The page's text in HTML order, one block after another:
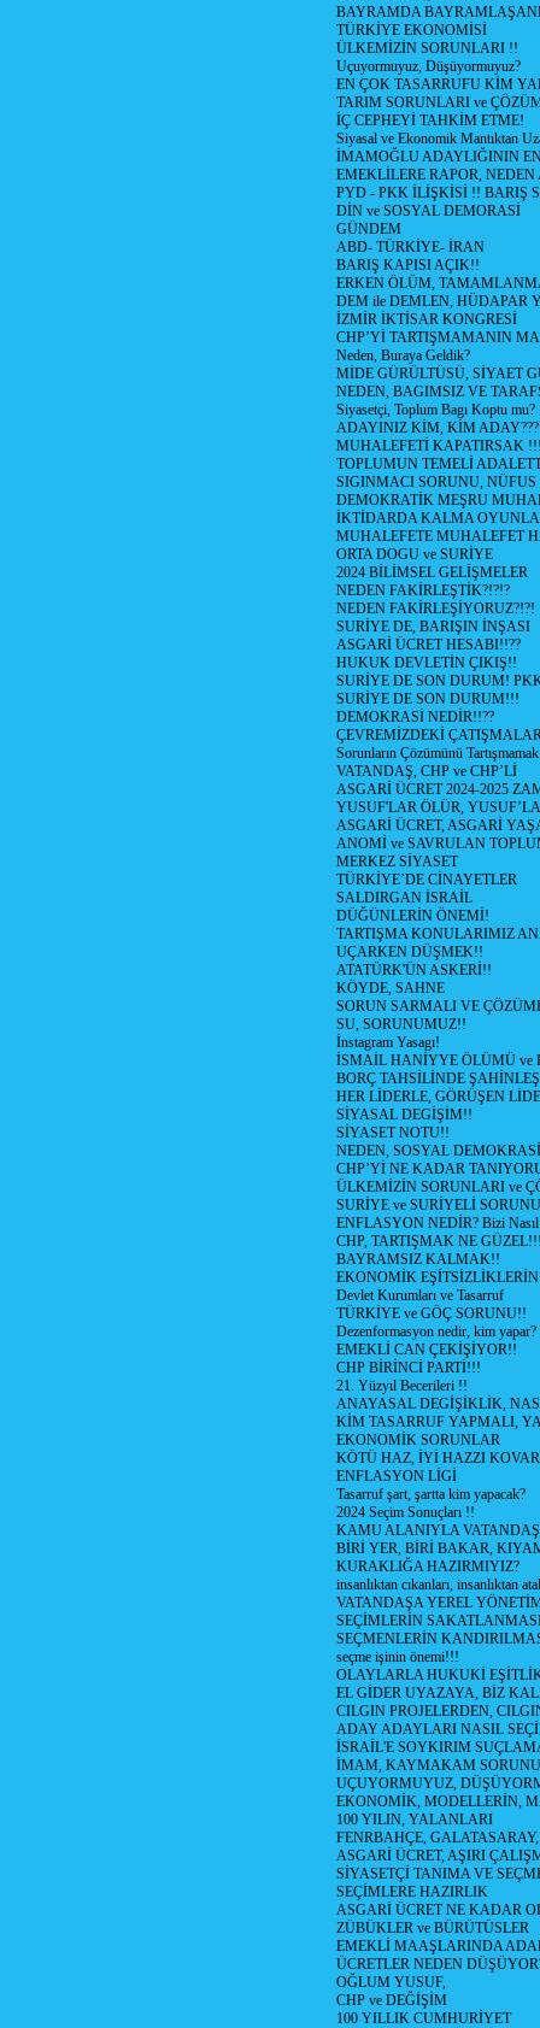
BAYRAMDA
TÜRKİYE EKONOMİSİ
ÜLKEMİZİN SORUNLARI !!
Uçuyormuyuz, Düşüyormuyuz?
EN ÇOK TASARRUFU KİM
TARIM SORUNLARI ve
İÇ CEPHEYİ TAHKİM ETME!
Siyasal ve Ekonomik Mantıktan
İMAMOĞLU ADAYLIĞININ
EMEKLİLERE RAPOR,
PYD - PKK İLİŞKİSİ !! BARIŞ
DİN ve SOSYAL DEMORASİ
GÜNDEM
ABD- TÜRKİYE- İRAN
BARIŞ KAPISI AÇIK!!
ERKEN ÖLÜM,
DEM ile DEMLEN, HÜDAPAR
İZMİR İKTİSAR KONGRESİ
CHP’Yİ TARTIŞMAMANIN
Neden, Buraya Geldik?
MİDE GÜRÜLTÜSÜ, SİYAET
NEDEN, BAGIMSIZ VE
Siyasetçi, Toplum Bagı Koptu mu?
ADAYINIZ KİM, KİM ADAY???
MUHALEFETİ KAPATIRSAK
TOPLUMUN TEMELİ
SIGINMACI SORUNU,
DEMOKRATİK MEŞRU
İKTİDARDA KALMA
MUHALEFETE MUHALEFET
ORTA DOGU ve SURİYE
2024 BİLİMSEL GELİŞMELER
NEDEN FAKİRLEŞTİK?!?!?
NEDEN FAKİRLEŞİYORUZ?!?!
SURİYE DE, BARIŞIN İNŞASI
ASGARİ ÜCRET HESABI!!??
HUKUK DEVLETİN ÇIKIŞ!!
SURİYE DE SON DURUM!
SURİYE DE SON DURUM!!!
DEMOKRASİ NEDİR!!??
ÇEVREMİZDEKİ
Sorunların Çözümünü
VATANDAŞ, CHP ve CHP’Lİ
ASGARİ ÜCRET 2024-2025
YUSUF'LAR ÖLÜR,
ASGARİ ÜCRET, ASGARİ
ANOMİ ve SAVRULAN
MERKEZ SİYASET
TÜRKİYE’DE CİNAYETLER
SALDIRGAN İSRAİL
DÜĞÜNLERİN ÖNEMİ!
TARTIŞMA KONULARIMIZ
UÇARKEN DÜŞMEK!!
ATATÜRK'ÜN ASKERİ!!
KÖYDE, SAHNE
SORUN SARMALI VE
SU, SORUNUMUZ!!
İnstagram Yasagı!
İSMAİL HANİYYE ÖLÜMÜ ve
BORÇ TAHSİLİNDE
HER LİDERLE, GÖRÜŞEN
SİYASAL DEGİŞİM!!
SİYASET NOTU!!
NEDEN, SOSYAL
CHP’Yİ NE KADAR
ÜLKEMİZİN SORUNLARI ve
SURİYE ve SURİYELİ
ENFLASYON NEDİR? Bizi
CHP, TARTIŞMAK NE
BAYRAMSIZ KALMAK!!
EKONOMİK
Devlet Kurumları ve Tasarruf
TÜRKİYE ve GÖÇ SORUNU!!
Dezenformasyon nedir, kim yapar?
EMEKLİ CAN ÇEKİŞİYOR!!
CHP BİRİNCİ PARTİ!!!
21. Yüzyıl Becerileri !!
ANAYASAL DEGİŞİKLİK,
KİM TASARRUF YAPMALI,
EKONOMİK SORUNLAR
KÖTÜ HAZ, İYİ HAZZI
ENFLASYON LİGİ
Tasarruf şart, şartta kim yapacak?
2024 Seçim Sonuçları !!
KAMU ALANIYLA
BİRİ YER, BİRİ BAKAR,
KURAKLIĞA HAZIRMIYIZ?
insanlıktan cıkanları, insanlıktan
VATANDAŞA YEREL
SEÇİMLERİN
SEÇMENLERİN
seçme işinin önemi!!!
OLAYLARLA HUKUKİ
EL GİDER UYAZAYA, BİZ
CILGIN PROJELERDEN,
ADAY ADAYLARI NASIL
İSRAİL'E SOYKIRIM
İMAM, KAYMAKAM SORUNU
UÇUYORMUYUZ,
EKONOMİK, MODELLERİN,
100 YILIN, YALANLARI
FENRBAHÇE,
ASGARİ ÜCRET, AŞIRI
SİYASETÇİ TANIMA VE
SEÇİMLERE HAZIRLIK
ASGARİ ÜCRET NE KADAR
ZÜBÜKLER ve BÜRÜTÜSLER
EMEKLİ MAAŞLARINDA
ÜCRETLER NEDEN
OĞLUM YUSUF,
CHP ve DEĞİŞİM
100 YILLIK CUMHURİYET